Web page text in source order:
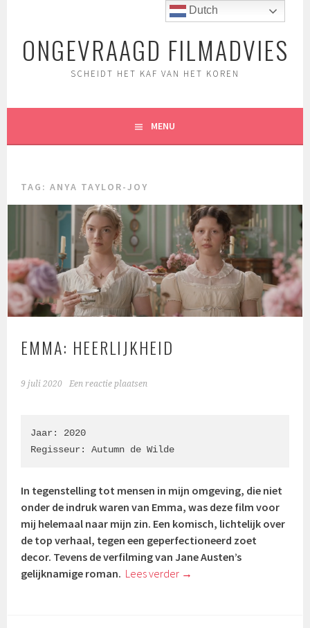
inhoudONGEVRAAGD FILMADVIES
SCHEIDT HET KAF VAN HET KOREN
MENU
TAG:ANYA TAYLOR-JOY
EMMA: HEERLIJKHEID
9 juli 2020 Een reactie plaatsen
Jaar: 2020
Regisseur: Autumn de Wilde
In tegenstelling tot mensen in mijn omgeving, die niet
onder de indruk waren van Emma, was deze film voor
mij helemaal naar mijn zin. Een komisch, lichtelijk over
de top verhaal, tegen een geperfectioneerd zoet
decor. Tevens de verfilming van Jane Austen’s
gelijknamige roman. Lees verder →
Dutch